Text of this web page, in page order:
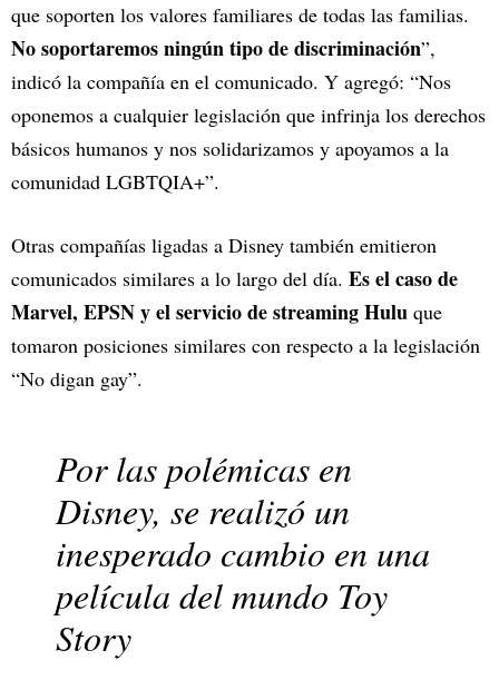
que soporten los valores familiares de todas las familias.
No soportaremos ningún tipo de discriminación”,
indicó la compañía en el comunicado. Y agregó: “Nos
oponemos a cualquier legislación que infrinja los derechos
básicos humanos y nos solidarizamos y apoyamos a la
comunidad LGBTQIA+”.
Otras compañías ligadas a Disney también emitieron
comunicados similares a lo largo del día. Es el caso de
Marvel, EPSN y el servicio de streaming Hulu que
tomaron posiciones similares con respecto a la legislación
“No digan gay”.
Por las polémicas en
Disney, se realizó un
inesperado cambio en una
película del mundo Toy
Story